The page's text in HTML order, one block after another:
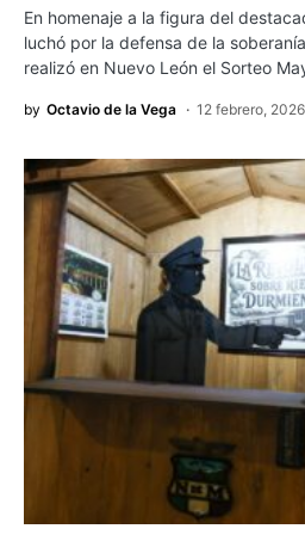
En homenaje a la figura del
luchó por la defensa de la
realizó en Nuevo León el Sorteo
by Octavio de la Vega 12 febrero, 2026